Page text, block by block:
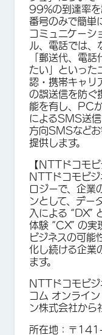
99%の到達率を
番号のみで簡単
コミュニケーシ
ル、電話では、
「郵送代、電
たい」といった
認・携帯キャリ
の誤送信を防ぐ
能を有し、PC
によるSMS送
方向SMSなど
提供します。
【NTTドコモビ
NTTドコモビジ
ロジーで、企業
ンとして、デー
入による “DX”
体験 “CX” の実
ビジネスの可能
化し続ける企業
ます。
NTTドコモビ
コム オンライ
ン株式会社から
所在地：〒